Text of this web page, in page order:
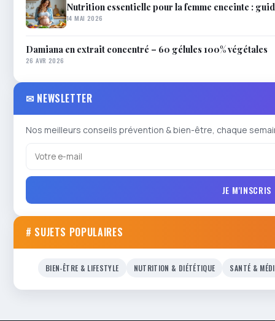
Nutrition essentielle pour la femme enceinte :
14 MAI 2026
Damiana en extrait concentré – 60 gélules 100% végétales
26 AVR 2026
✉ NEWSLETTER
Nos meilleurs conseils prévention & bien-être, chaque
JE M'INSCRIS
# SUJETS POPULAIRES
BIEN-ÊTRE & LIFESTYLE NUTRITION & DIÉTÉTIQUE SANTÉ &